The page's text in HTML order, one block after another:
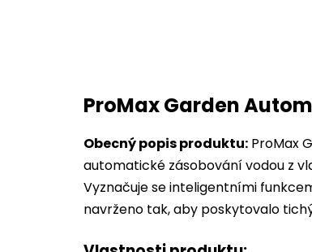
ProMax Garden
Obecný popis produktu: ProMax
automatické zásobování vodou z
Vyznačuje se inteligentními
navrženo tak, aby poskytovalo